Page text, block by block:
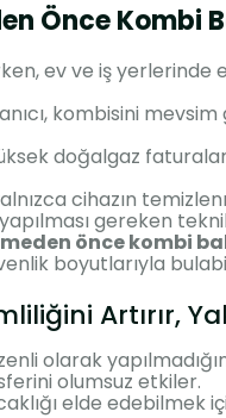
Önce Kombi
ev ve iş
kombisini
doğalgaz
cihazın
gereken
önce kombi
boyutlarıyla
Artırır,
olarak
olumsuz etkiler.
elde